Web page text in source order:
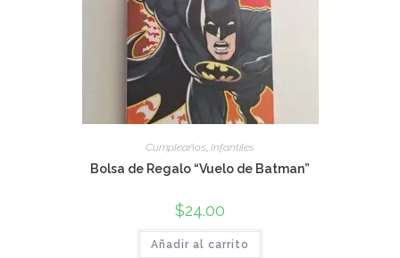
Cumpleaños Infantiles
Bolsa de Regalo “Vuelo de Batman”
$24.00
Añadir al carrito